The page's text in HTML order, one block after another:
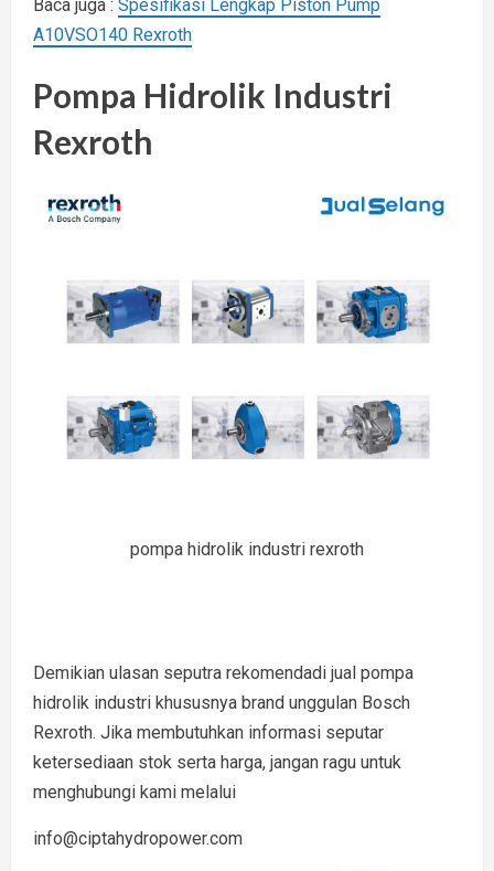
Baca juga : Spesifikasi Lengkap Piston Pump
A10VSO140 Rexroth
Pompa Hidrolik Industri
Rexroth
pompa hidrolik industri rexroth
Demikian ulasan seputra rekomendadi jual pompa
hidrolik industri khususnya brand unggulan Bosch
Rexroth. Jika membutuhkan informasi seputar
ketersediaan stok serta harga, jangan ragu untuk
menghubungi kami melalui
info@ciptahydropower.com